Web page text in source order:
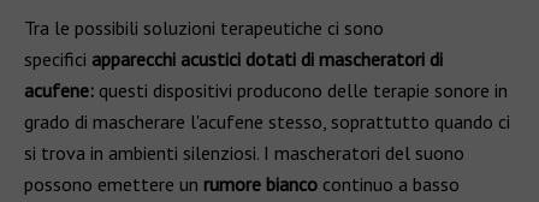
Tra le possibili soluzioni terapeutiche ci sono
specifici apparecchi acustici dotati di mascheratori di
acufene: questi dispositivi producono delle terapie sonore in
grado di mascherare l'acufene stesso, soprattutto quando ci
si trova in ambienti silenziosi. I mascheratori del suono
possono emettere un rumore bianco continuo a basso